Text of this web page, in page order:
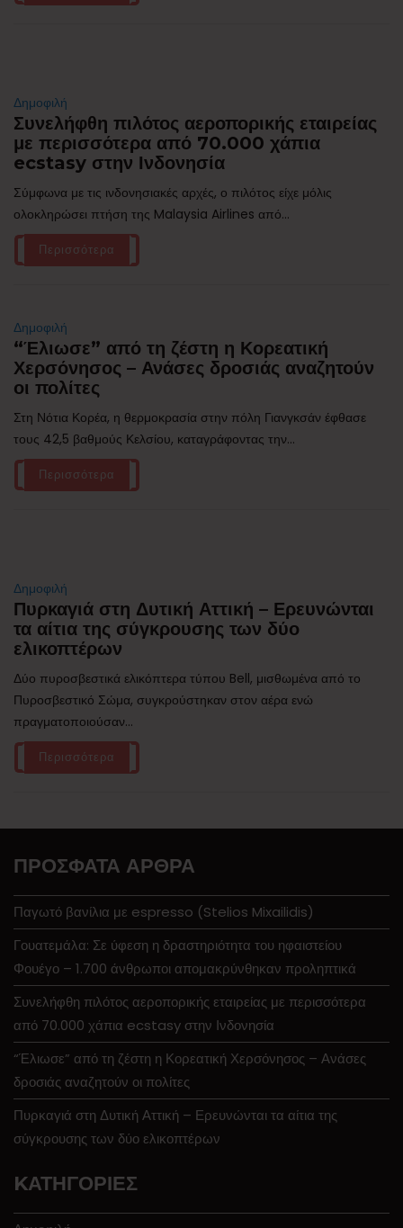
Δημοφιλή
Συνελήφθη πιλότος αεροπορικής εταιρείας
με περισσότερα από 70.000 χάπια
ecstasy στην Ινδονησία
Σύμφωνα με τις ινδονησιακές αρχές, ο πιλότος είχε μόλις
ολοκληρώσει πτήση της Malaysia Airlines από...
Περισσότερα
Δημοφιλή
“Έλιωσε” από τη ζέστη η Κορεατική
Χερσόνησος – Ανάσες δροσιάς αναζητούν
οι πολίτες
Στη Νότια Κορέα, η θερμοκρασία στην πόλη Γιανγκσάν έφθασε
τους 42,5 βαθμούς Κελσίου, καταγράφοντας την...
Περισσότερα
Δημοφιλή
Πυρκαγιά στη Δυτική Αττική – Ερευνώνται
τα αίτια της σύγκρουσης των δύο
ελικοπτέρων
Δύο πυροσβεστικά ελικόπτερα τύπου Bell, μισθωμένα από το
Πυροσβεστικό Σώμα, συγκρούστηκαν στον αέρα ενώ
πραγματοποιούσαν...
Περισσότερα
ΠΡΌΣΦΑΤΑ ΆΡΘΡΑ
Παγωτό βανίλια με espresso (Stelios Mixailidis)
Γουατεμάλα: Σε ύφεση η δραστηριότητα του ηφαιστείου
Φουέγο – 1.700 άνθρωποι απομακρύνθηκαν προληπτικά
Συνελήφθη πιλότος αεροπορικής εταιρείας με περισσότερα
από 70.000 χάπια ecstasy στην Ινδονησία
“Έλιωσε” από τη ζέστη η Κορεατική Χερσόνησος – Ανάσες
δροσιάς αναζητούν οι πολίτες
Πυρκαγιά στη Δυτική Αττική – Ερευνώνται τα αίτια της
σύγκρουσης των δύο ελικοπτέρων
KΑΤΗΓΟΡΊΕΣ